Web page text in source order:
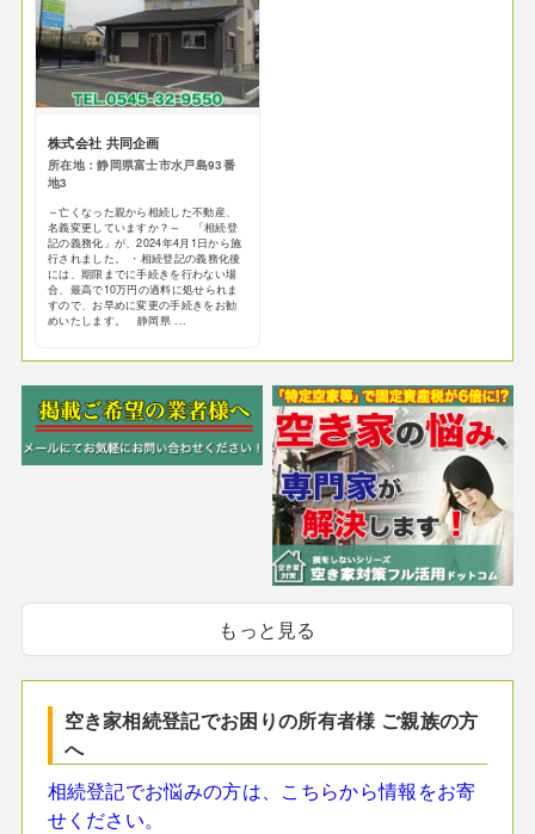
株式会社 共同企画
所在地：静岡県富士市水戸島93番
地3
～亡くなった親から相続した不動産、
名義変更していますか？～ 「相続登
記の義務化」が、2024年4月1日から施
行されました。 ・相続登記の義務化後
には、期限までに手続きを行わない場
合、最高で10万円の過料に処せられま
すので、お早めに変更の手続きをお勧
めいたします。 静岡県 ...
もっと見る
空き家相続登記でお困りの所有者様 ご親族の方
へ
相続登記でお悩みの方は、こちらから情報をお寄
せください。